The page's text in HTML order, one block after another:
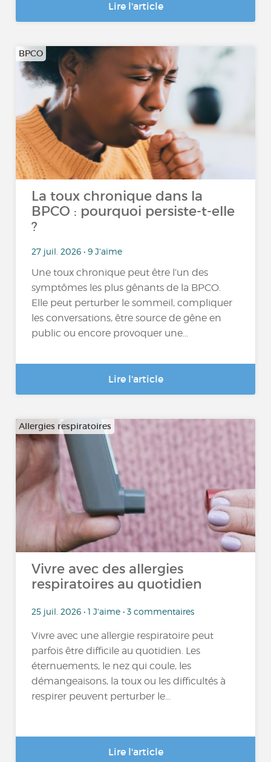
Lire l'article
BPCO
La toux chronique dans la
BPCO : pourquoi persiste-t-elle
?
27 juil. 2026 • 9 J'aime
Une toux chronique peut être l’un des
symptômes les plus gênants de la BPCO.
Elle peut perturber le sommeil, compliquer
les conversations, être source de gêne en
public ou encore provoquer une...
Lire l'article
Allergies respiratoires
Vivre avec des allergies
respiratoires au quotidien
25 juil. 2026 • 1 J'aime • 3 commentaires
Vivre avec une allergie respiratoire peut
parfois être difficile au quotidien. Les
éternuements, le nez qui coule, les
démangeaisons, la toux ou les difficultés à
respirer peuvent perturber le...
Lire l'article